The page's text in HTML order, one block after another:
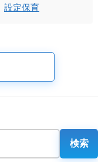
設定保育
検索